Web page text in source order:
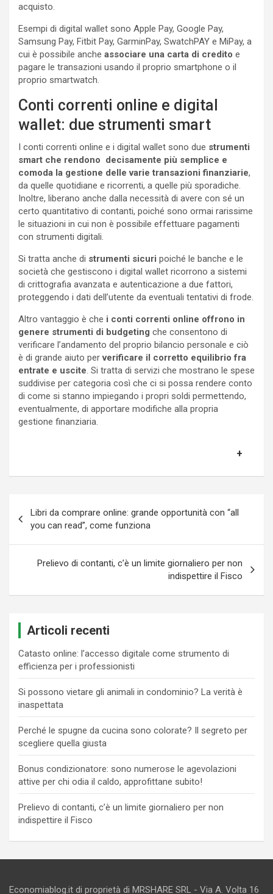
acquisto.
Esempi di digital wallet sono Apple Pay, Google Pay,
Samsung Pay, Fitbit Pay, GarminPay, SwatchPAY e MiPay, a
cui è possibile anche associare una carta di credito e
pagare le transazioni usando il proprio smartphone o il
proprio smartwatch.
Conti correnti online e digital
wallet: due strumenti smart
I conti correnti online e i digital wallet sono due strumenti
smart che rendono decisamente più semplice e
comoda la gestione delle varie transazioni finanziarie,
da quelle quotidiane e ricorrenti, a quelle più sporadiche.
Inoltre, liberano anche dalla necessità di avere con sé un
certo quantitativo di contanti, poiché sono ormai rarissime
le situazioni in cui non è possibile effettuare pagamenti
con strumenti digitali.
Si tratta anche di strumenti sicuri poiché le banche e le
società che gestiscono i digital wallet ricorrono a sistemi
di crittografia avanzata e autenticazione a due fattori,
proteggendo i dati dell’utente da eventuali tentativi di frode.
Altro vantaggio è che i conti correnti online offrono in
genere strumenti di budgeting che consentono di
verificare l’andamento del proprio bilancio personale e ciò
è di grande aiuto perverificare il corretto equilibrio fra
entrate e uscite . Si tratta di servizi che mostrano le spese
suddivise per categoria così che ci si possa rendere conto
di come si stanno impiegando i propri soldi permettendo,
eventualmente, di apportare modifiche alla propria
gestione finanziaria.
articoli
Libri da comprare online: grande opportunità con “all
you can read”, come funziona
Prelievo di contanti, c’è un limite giornaliero per non
indispettire il Fisco
Articoli recenti
Catasto online: l’accesso digitale come strumento di
efficienza per i professionisti
Si possono vietare gli animali in condominio? La verità è
inaspettata
Perché le spugne da cucina sono colorate? Il segreto per
scegliere quella giusta
Bonus condizionatore: sono numerose le agevolazioni
attive per chi odia il caldo, approfittane subito!
Prelievo di contanti, c’è un limite giornaliero per non
indispettire il Fisco
Economiablog.it di proprietà di MRSHARE SRL - Via A. Volta 16